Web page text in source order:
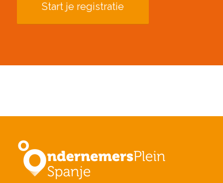
Start je registratie